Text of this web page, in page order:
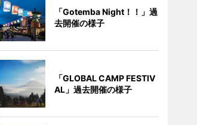
「Gotemba Night！！」過
去開催の様子
「GLOBAL CAMP FESTIV
AL」過去開催の様子